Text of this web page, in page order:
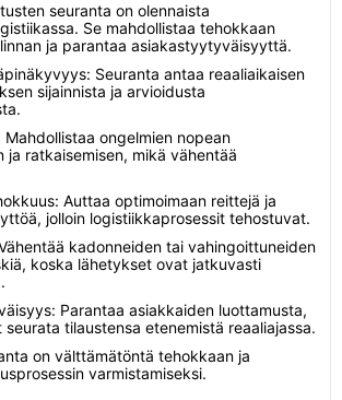
seuranta on olennaista
Se mahdollistaa tehokkaan
ja parantaa asiakastyytyväisyyttä.
Seuranta antaa reaaliaikaisen
sijainnista ja arvioidusta
Mahdollistaa ongelmien nopean
ja ratkaisemisen, mikä vähentää
Auttaa optimoimaan reittejä ja
jolloin logistiikkaprosessit tehostuvat.
kadonneiden tai vahingoittuneiden
koska lähetykset ovat jatkuvasti
Parantaa asiakkaiden luottamusta,
seurata tilaustensa etenemistä reaaliajassa.
on välttämätöntä tehokkaan ja
varmistamiseksi.